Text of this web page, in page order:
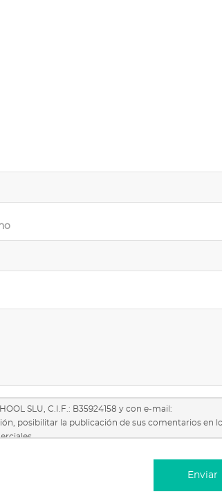
SLU, C.I.F.: B35924158 y con e-mail:
posibilitar la publicación de sus comentarios en
así como a obtener información clara y
ante la AEPD. Más información en nuestra